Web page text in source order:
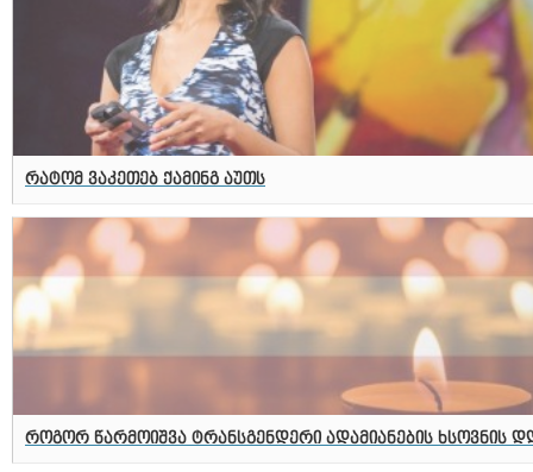
რატომ ვაკეთებ ქამინგ აუთს
როგორ წარმოიშვა ტრანსგენდერი ადამიანების ხსოვნის